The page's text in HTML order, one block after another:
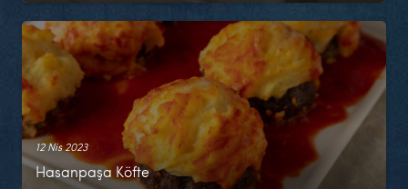
12 Nis 2023
Hasanpaşa Köfte